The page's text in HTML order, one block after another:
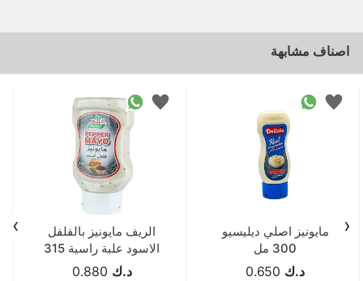
اصناف مشابهة
مايونيز اصلي ديليسيو
300 مل
د.ك 0.650
الريف مايونيز بالفلفل
الاسود علبة راسية 315
مل Pack Of 2
د.ك 0.880
‹
›